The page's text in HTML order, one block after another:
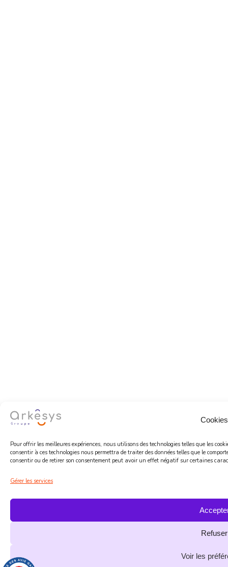
Cookies
Pour offrir les meilleures expériences, nous utilisons des technologies telles que les
consentir à ces technologies nous permettra de traiter des données telles que le
consentir ou de retirer son consentement peut avoir un effet négatif sur certaines
Gérer les services
Refuser
Voir les